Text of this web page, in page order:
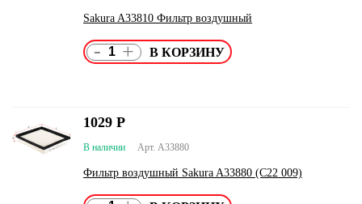
Sakura A33810 Фильтр воздушный
- +
Арт. A33880
В наличии
Фильтр воздушный Sakura A33880 (C22 009)
1029 Р